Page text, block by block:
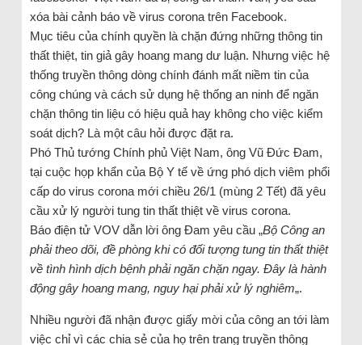
xóa bài cảnh báo về virus corona trên Facebook.
Mục tiêu của chính quyền là chặn đứng những thông tin
thất thiệt, tin giả gây hoang mang dư luận. Nhưng việc hệ
thống truyền thông dòng chính đánh mất niềm tin của
công chúng và cách sử dụng hệ thống an ninh để ngăn
chặn thông tin liệu có hiệu quả hay không cho việc kiểm
soát dịch? Là một câu hỏi được đặt ra.
Phó Thủ tướng Chính phủ Việt Nam, ông Vũ Đức Đam,
tại cuộc họp khẩn của Bộ Y tế về ứng phó dịch viêm phổi
cấp do virus corona mới chiều 26/1 (mùng 2 Tết) đã yêu
cầu xử lý người tung tin thất thiệt về virus corona.
Báo điện tử VOV dẫn lời ông Đam yêu cầu „Bộ Công an
phải theo dõi, đề phòng khi có đối tượng tung tin thất thiệt
về tình hình dịch bệnh phải ngăn chặn ngay. Đây là hành
động gây hoang mang, nguy hại phải xử lý nghiêm„.
Nhiều người đã nhận được giấy mời của công an tới làm
việc chỉ vì các chia sẻ của họ trên trang truyền thông